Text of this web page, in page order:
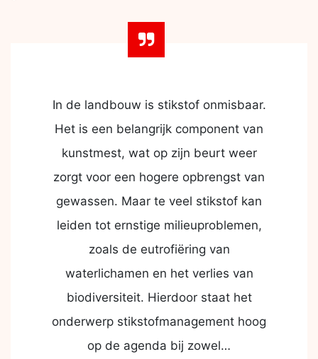
In de landbouw is stikstof onmisbaar.
Het is een belangrijk component van
kunstmest, wat op zijn beurt weer
zorgt voor een hogere opbrengst van
gewassen. Maar te veel stikstof kan
leiden tot ernstige milieuproblemen,
zoals de eutrofiëring van
waterlichamen en het verlies van
biodiversiteit. Hierdoor staat het
onderwerp stikstofmanagement hoog
op de agenda bij zowel…